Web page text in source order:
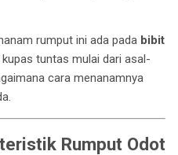
rumput ini ada pada bibit
tuntas mulai dari asal-
cara menanamnya
Rumput Odot